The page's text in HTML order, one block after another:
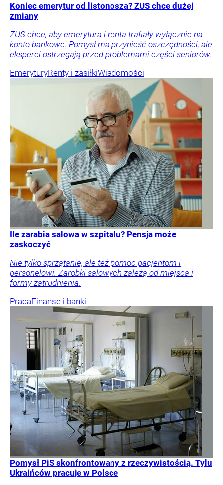
Koniec emerytur od listonosza? ZUS chce dużej
zmiany
ZUS chce, aby emerytura i renta trafiały wyłącznie na
konto bankowe. Pomysł ma przynieść oszczędności, ale
eksperci ostrzegają przed problemami części seniorów.
EmeryturyRenty i zasiłkiWiadomości
Ile zarabia salowa w szpitalu? Pensja może
zaskoczyć
Nie tylko sprzątanie, ale też pomoc pacjentom i
personelowi. Zarobki salowych zależą od miejsca i
formy zatrudnienia.
PracaFinanse i banki
Pomysł PiS skonfrontowany z rzeczywistością. Tylu
Ukraińców pracuje w Polsce